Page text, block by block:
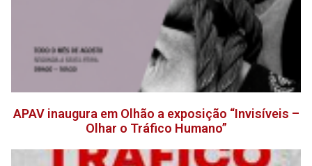
APAV inaugura em Olhão a exposição “Invisíveis –
Olhar o Tráfico Humano”